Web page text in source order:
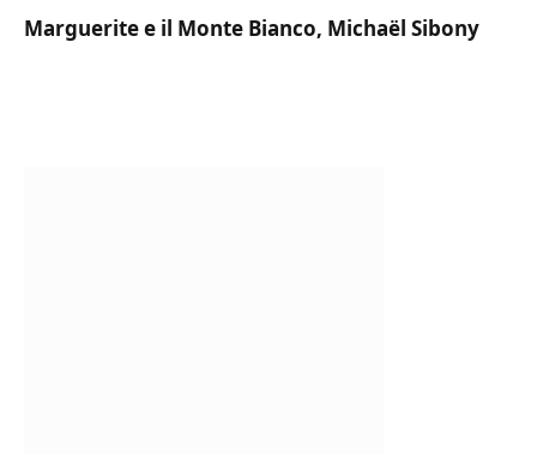
Marguerite e il Monte Bianco, Michaël Sibony